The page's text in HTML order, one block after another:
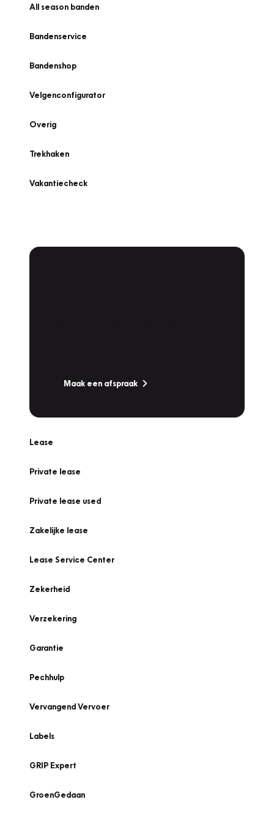
All season banden
Bandenservice
Bandenshop
Velgenconfigurator
Overig
Trekhaken
Vakantiecheck
Maak een afspraak
Lease
Private lease
Private lease used
Zakelijke lease
Lease Service Center
Zekerheid
Verzekering
Garantie
Pechhulp
Vervangend Vervoer
Labels
GRIP Expert
GroenGedaan